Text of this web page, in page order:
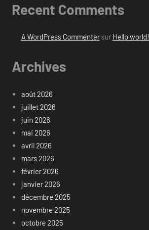
Recent Comments
A WordPress Commentersur Hello world!
Archives
août 2026
juillet 2026
juin 2026
mai 2026
avril 2026
mars 2026
février 2026
janvier 2026
décembre 2025
novembre 2025
octobre 2025